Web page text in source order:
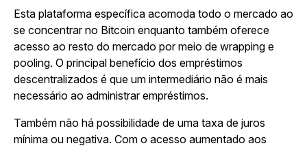
Esta plataforma específica acomoda todo o mercado ao
se concentrar no Bitcoin enquanto também oferece
acesso ao resto do mercado por meio de wrapping e
pooling. O principal benefício dos empréstimos
descentralizados é que um intermediário não é mais
necessário ao administrar empréstimos.
Também não há possibilidade de uma taxa de juros
mínima ou negativa. Com o acesso aumentado aos